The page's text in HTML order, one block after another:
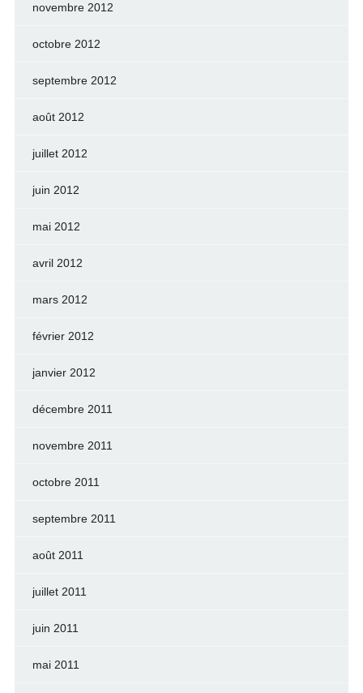
novembre 2012
octobre 2012
septembre 2012
août 2012
juillet 2012
juin 2012
mai 2012
avril 2012
mars 2012
février 2012
janvier 2012
décembre 2011
novembre 2011
octobre 2011
septembre 2011
août 2011
juillet 2011
juin 2011
mai 2011